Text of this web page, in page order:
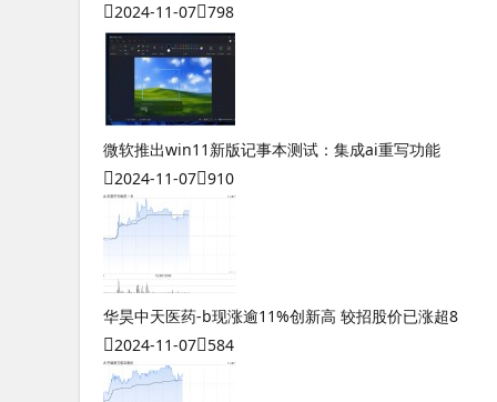
2024-11-07 798
微软推出win11新版记事本测试：集成ai重写功能
2024-11-07 910
华昊中天医药-b现涨逾11%创新高 较招股价已涨超8
2024-11-07 584